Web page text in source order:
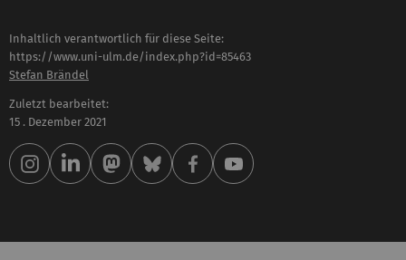
Inhaltlich verantwortlich für diese Seite:
https://www.uni-ulm.de/index.php?id=85463
Stefan Brändel
Zuletzt bearbeitet:
15 . Dezember 2021